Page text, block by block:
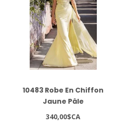
10483 Robe En Chiffon
Jaune Pâle
340,00$CA